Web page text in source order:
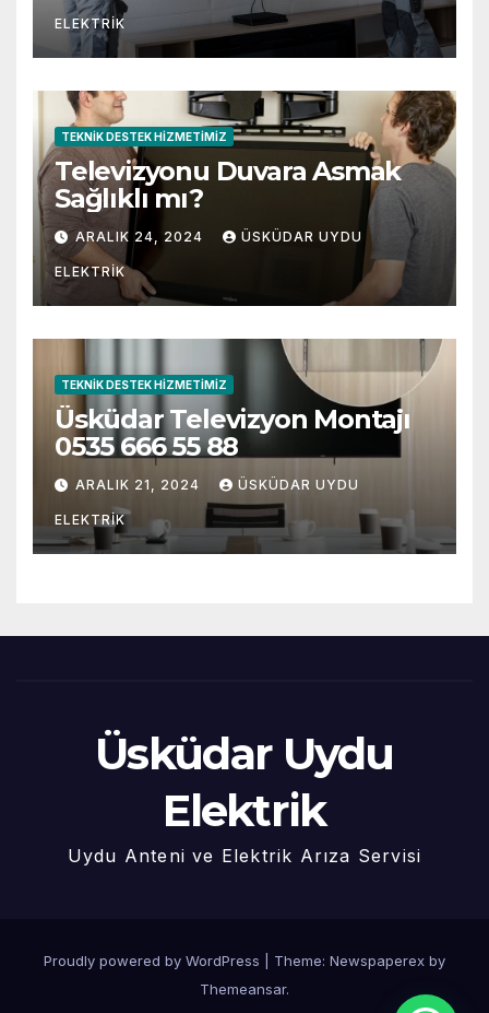
ELEKTRIK
TEKNIK DESTEK HIZMETIMIZ
Televizyonu Duvara Asmak
Sağlıklı mı?
ARALIK 24, 2024 ÜSKÜDAR UYDU
ELEKTRIK
TEKNIK DESTEK HIZMETIMIZ
Üsküdar Televizyon Montajı
0535 666 55 88
ARALIK 21, 2024 ÜSKÜDAR UYDU
ELEKTRIK
Üsküdar Uydu
Elektrik
Uydu Anteni ve Elektrik Arıza Servisi
Proudly powered by WordPress
Theme: Newspaperex by
Themeansar.